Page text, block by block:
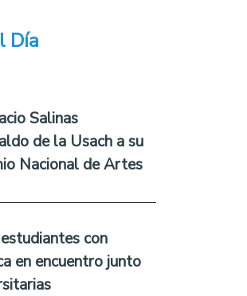
Día
Salinas
de la Usach a su
Nacional de Artes
con
en encuentro junto